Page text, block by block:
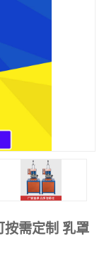
按需定制 乳罩